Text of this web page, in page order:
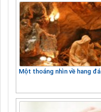
Một thoáng nhìn về hang đá